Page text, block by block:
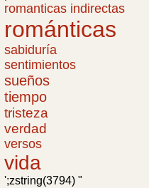
romanticas indirectas
románticas
sabiduría
sentimientos
sueños
tiempo
tristeza
verdad
versos
vida
';zstring(3794) "